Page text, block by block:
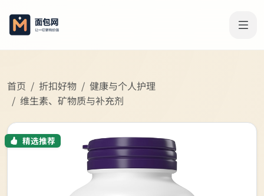
首页 折扣好物
健康与个人护理
维生素、矿物质与补充剂
精选推荐